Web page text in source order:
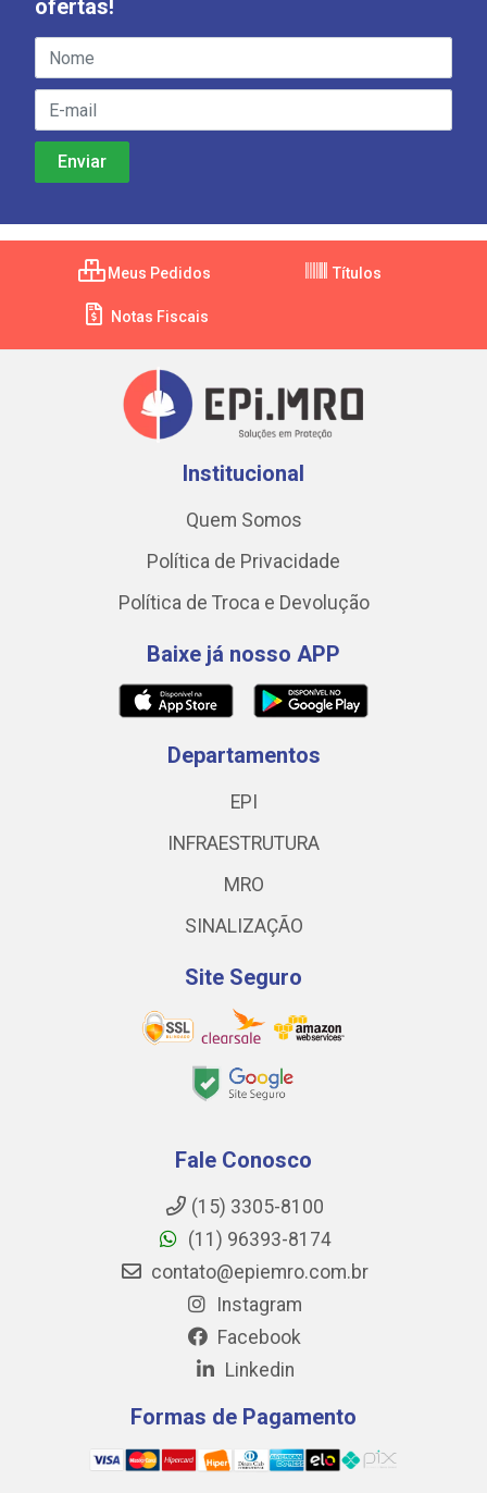
ofertas!
Meus Pedidos Títulos
Notas Fiscais
Institucional
Quem Somos
Política de Privacidade
Política de Troca e Devolução
Baixe já nosso APP
Departamentos
EPI
INFRAESTRUTURA
MRO
SINALIZAÇÃO
Site Seguro
Fale Conosco
(15) 3305-8100
(11) 96393-8174
contato@epiemro.com.br
Instagram
Facebook
Linkedin
Formas de Pagamento